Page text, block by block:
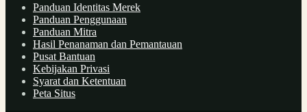
Panduan Identitas Merek
Panduan Penggunaan
Panduan Mitra
Hasil Penanaman dan Pemantauan
Pusat Bantuan
Kebijakan Privasi
Syarat dan Ketentuan
Peta Situs